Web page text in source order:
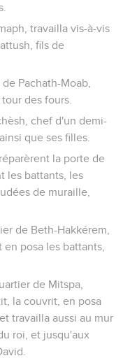
travailla vis-à-vis
fils de
Pachath-Moab,
des fours.
chef d'un demi-
que ses filles.
la porte de
les battants, les
de muraille,
de Beth-Hakkérem,
posa les battants,
de Mitspa,
la couvrit, en posa
travailla aussi au mur
roi, et jusqu'aux